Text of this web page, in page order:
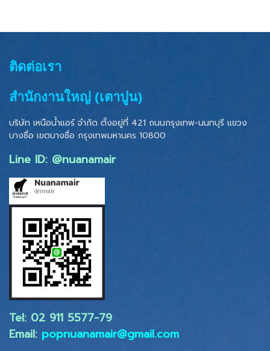
ติดต่อเรา
สำนักงานใหญ่ (เตาปูน)
บริษัท เหนือน้ำแอร์ จำกัด ตั้งอยู่ที่ 421 ถนนกรุงเทพ-นนทบุรี แขวง
บางซื่อ เขตบางซื่อ กรุงเทพมหานคร 10800
Line ID: @nuanamair
Tel: 02 ​911 5577-79
Email: popnuanamair@gmail.com